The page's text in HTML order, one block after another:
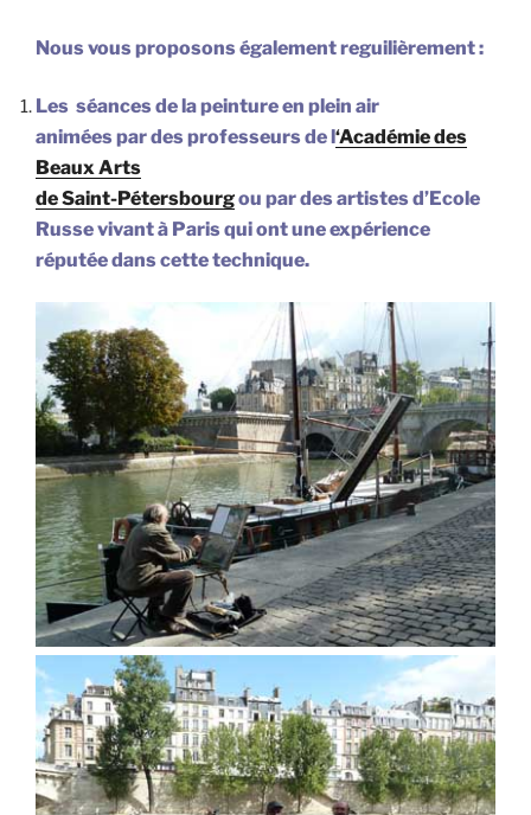
Nous vous proposons également reguilièrement :
Les séances de la peinture en plein air
animées par des professeurs de l‘Académie des
Beaux Arts
de Saint-Pétersbourgou par des artistes d’Ecole
Russe vivant à Paris qui ont une expérience
réputée dans cette technique.